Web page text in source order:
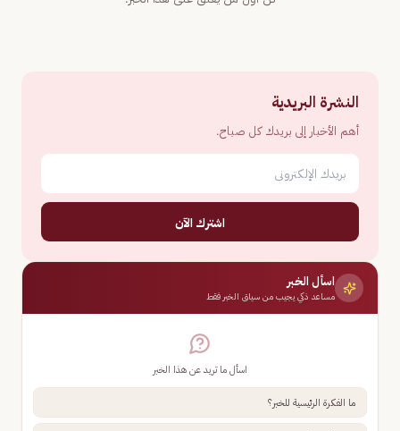
النشرة البريدية
أهم الأخبار إلى بريدك كل صباح.
اشترك الآن
اسأل الخبر
مساعد ذكي يجيب من سياق الخبر فقط
اسأل ما تريد عن هذا الخبر
ما الفكرة الرئيسية للخبر؟